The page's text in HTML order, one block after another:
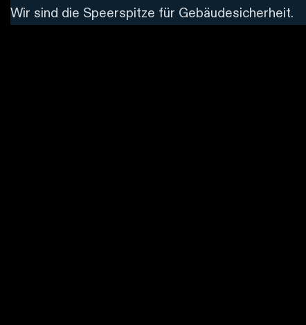
Wir sind die Speerspitze für Gebäudesicherheit.